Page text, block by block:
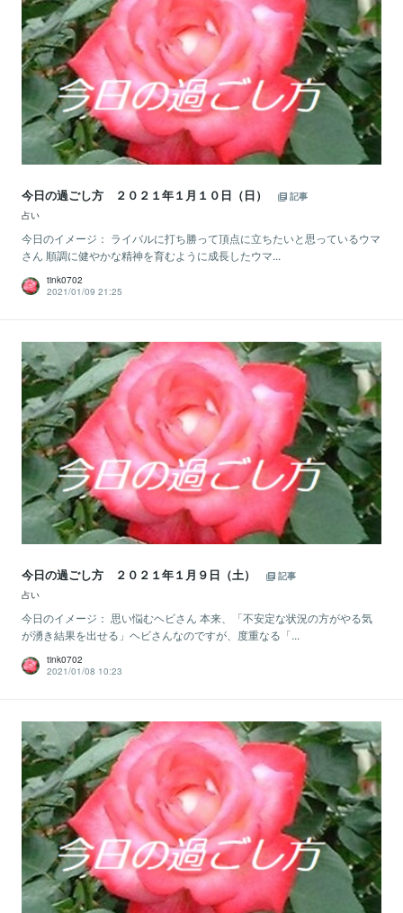
今日の過ごし方 ２０２１年１月１０日（日）
記事
占い
今日のイメージ： ライバルに打ち勝って頂点に立ちたいと思っているウマ
さん 順調に健やかな精神を育むように成長したウマ...
tink0702
2021/01/09 21:25
今日の過ごし方 ２０２１年１月９日（土）
記事
占い
今日のイメージ： 思い悩むヘビさん 本来、「不安定な状況の方がやる気
が湧き結果を出せる」ヘビさんなのですが、度重なる「...
tink0702
2021/01/08 10:23